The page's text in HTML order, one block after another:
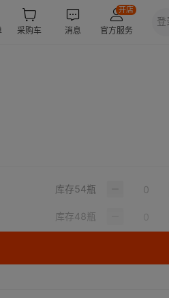
库存54瓶
库存48瓶